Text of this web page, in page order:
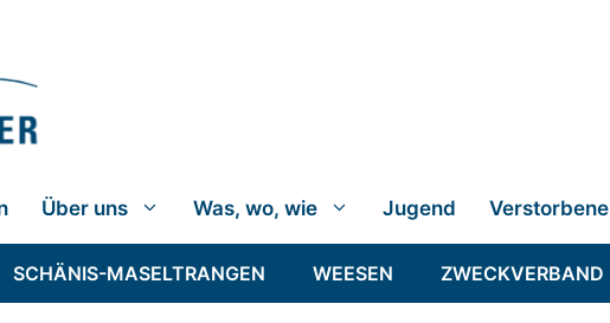
Über uns Was, wo, wie Jugend Verstorbene
SCHÄNIS-MASELTRANGEN WEESEN ZWECKVERBAND